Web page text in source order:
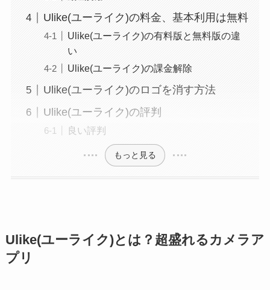
Ulike(ユーライク)の料金、基本利用は無料
Ulike(ユーライク)の有料版と無料版の違
い
Ulike(ユーライク)の課金解除
Ulike(ユーライク)のロゴを消す方法
Ulike(ユーライク)の評判
良い評判
もっと見る
Ulike(ユーライク)とは？超盛れるカメラア
プリ